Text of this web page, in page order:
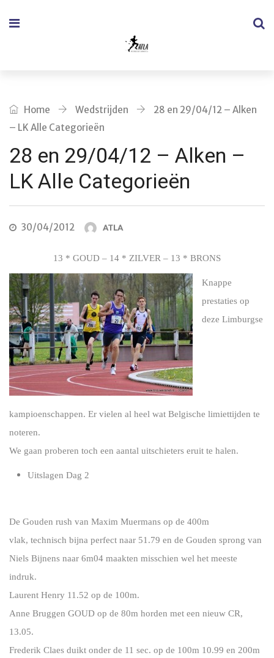
Home Wedstrijden
28 en 29/04/12 – Alken
– LK Alle Categorieën
28 en 29/04/12 – Alken –
LK Alle Categorieën
30/04/2012 ATLA
13 * GOUD – 14 * ZILVER – 13 * BRONS
Knappe
prestaties op
deze Limburgse
kampioenschappen. Er vielen al heel wat Belgische limiettijden te
noteren.
We gaan proberen toch een aantal uitschieters eruit te halen.
Uitslagen Dag 2
De Gouden rush van Maxim Muermans op de 400m
vlak, technisch bijna perfect naar 51.79 en de Gouden sprong van
Niels Bijnens naar 6m04 maakten misschien wel het meeste
indruk.
Laurent Henry 11.52 op de 100m.
Anne Bruggen GOUD op de 80m horden met een nieuw CR,
13.05.
Frederik Claes duikt onder de 11 sec. op de 100m 10.99 en 200m